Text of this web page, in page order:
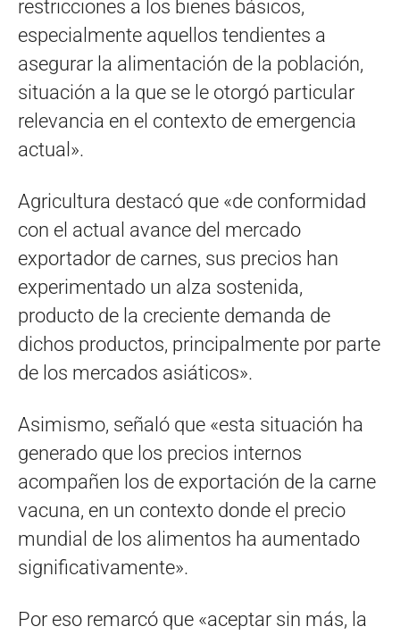
restricciones a los bienes básicos,
especialmente aquellos tendientes a
asegurar la alimentación de la población,
situación a la que se le otorgó particular
relevancia en el contexto de emergencia
actual».
Agricultura destacó que «de conformidad
con el actual avance del mercado
exportador de carnes, sus precios han
experimentado un alza sostenida,
producto de la creciente demanda de
dichos productos, principalmente por parte
de los mercados asiáticos».
Asimismo, señaló que «esta situación ha
generado que los precios internos
acompañen los de exportación de la carne
vacuna, en un contexto donde el precio
mundial de los alimentos ha aumentado
significativamente».
Por eso remarcó que «aceptar sin más, la